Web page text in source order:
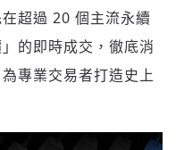
超過 20 個主流永續
的即時成交，徹底消
專業交易者打造史上